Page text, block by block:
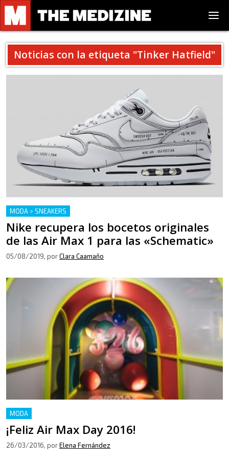
Noticias con la etiqueta "Tinker Hatfield"
MODA > SNEAKERS
Nike recupera los bocetos originales
de las Air Max 1 para las «Schematic»
05/08/2019, porClara Caamaño
MODA
¡Feliz Air Max Day 2016!
26/03/2016, porElena Fernández